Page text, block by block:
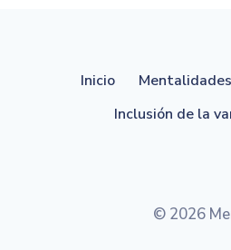
Inicio
Inclusión de la
© 2026